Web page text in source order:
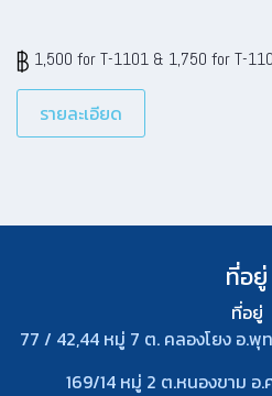
1,500 for T-1101 & 1,750 for T-
รายละเอียด
ที่อยู่
ที่อยู่
77 / 42,44 หมู่ 7 ต. คลองโยง อ.
169/14 หมู่ 2 ต.หนองขาม อ.